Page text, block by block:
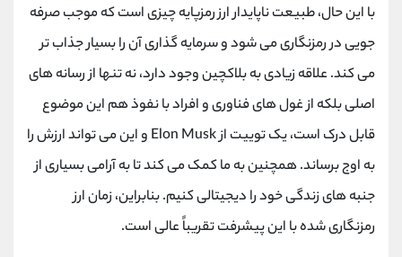
با این حال، طبیعت ناپایدار ارز رمزپایه چیزی است که موجب صرفه
جویی در رمزنگاری می شود و سرمایه گذاری آن را بسیار جذاب تر
می کند. علاقه زیادی به بلاکچین وجود دارد، نه تنها از رسانه های
اصلی بلکه از غول های فناوری و افراد با نفوذ هم این موضوع
قابل درک است، یک توییت از Elon Musk و این می تواند ارزش را
به اوج برساند. همچنین به ما کمک می کند تا به آرامی بسیاری از
جنبه های زندگی خود را دیجیتالی کنیم. بنابراین، زمان ارز
رمزنگاری شده با این پیشرفت تقریباً عالی است.